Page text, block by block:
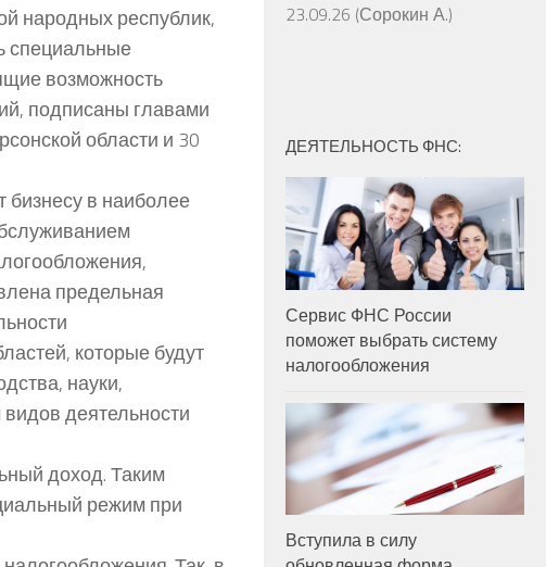
народных республик,
специальные
возможность
подписаны главами
области и 30
бизнесу в наиболее
предельная
которые будут
науки,
деятельности
доход. Таким
режим при
23.09.26 (Сорокин А.)
ДЕЯТЕЛЬНОСТЬ ФНС:
Сервис ФНС России
поможет выбрать систему
налогообложения
Вступила в силу